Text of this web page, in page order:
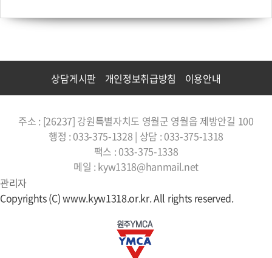
상담게시판 개인정보취급방침 이용안내
주소 : [26237] 강원특별자치도 영월군 영월읍 제방안길 100
행정 : 033-375-1328 | 상담 : 033-375-1318
팩스 : 033-375-1338
메일 : kyw1318@hanmail.net
관리자
Copyrights (C) www.kyw1318.or.kr. All rights reserved.